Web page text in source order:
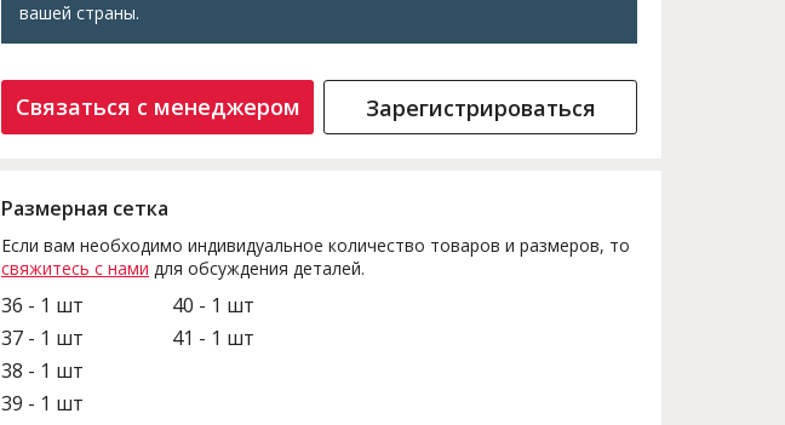
вашей страны.
Связаться с менеджером Зарегистрироваться
Размерная сетка
Если вам необходимо индивидуальное количество товаров и размеров, то
свяжитесь с нами для обсуждения деталей.
36 - 1 шт
37 - 1 шт
38 - 1 шт
39 - 1 шт
40 - 1 шт
41 - 1 шт